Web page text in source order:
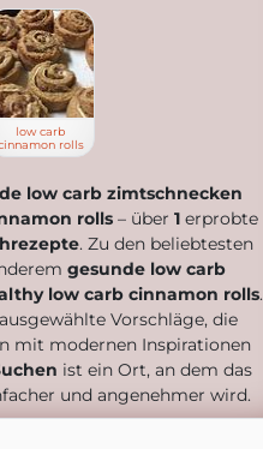
low carb
rolls
low carb zimtschnecken
rolls– über 1erprobte
. Zu den beliebtesten
gesunde low carb
low carb cinnamon rolls.
Vorschläge, die
mit modernen Inspirationen
ist ein Ort, an dem das
und angenehmer wird.